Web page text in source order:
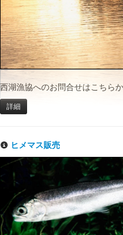
西湖漁協へのお問合せはこちら
詳細
ヒメマス販売